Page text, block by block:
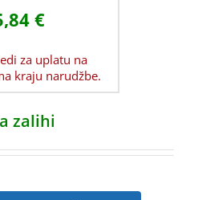
€
za uplatu na
kraju narudžbe.
zalihi